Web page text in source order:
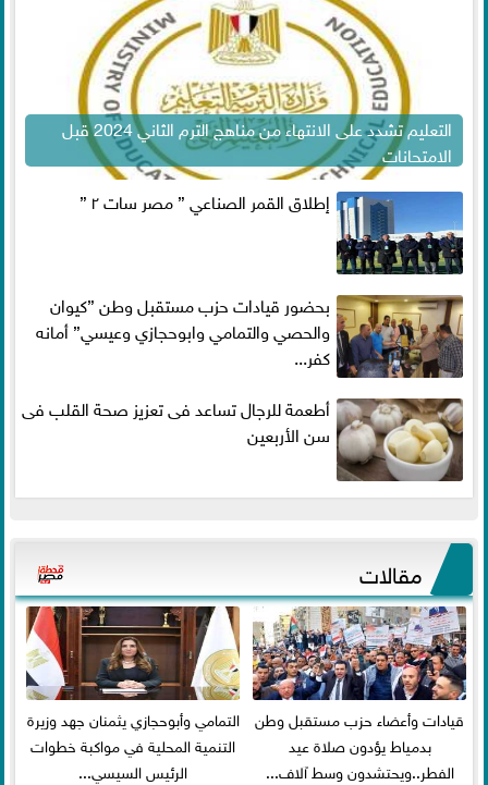
التعليم تشدد على الانتهاء من مناهج الترم الثاني 2024 قبل
الامتحانات
إطلاق القمر الصناعي ” مصر سات ٢ ”
بحضور قيادات حزب مستقبل وطن ”كيوان
والحصي والتمامي وابوحجازي وعيسي” أمانه
كفر...
أطعمة للرجال تساعد فى تعزيز صحة القلب فى
سن الأربعين
مقالات
قيادات وأعضاء حزب مستقبل وطن
بدمياط يؤدون صلاة عيد
الفطر..ويحتشدون وسط آلاف...
التمامي وأبوحجازي يثمنان جهد وزيرة
التنمية المحلية في مواكبة خطوات
الرئيس السيسي...